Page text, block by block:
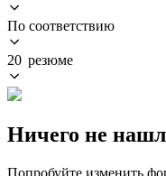
По соответствию
20 резюме
Ничего не
Попробуйте изменить